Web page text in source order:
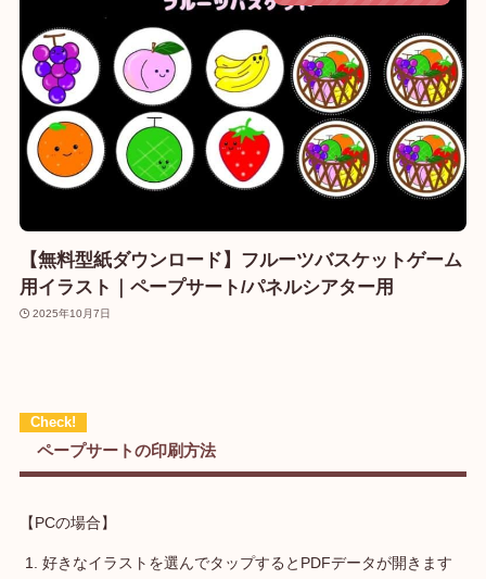
【無料型紙ダウンロード】フルーツバスケットゲーム
用イラスト｜ペープサート/パネルシアター用
2025年10月7日
ペープサートの印刷方法
【PCの場合】
好きなイラストを選んでタップするとPDFデータが開きます